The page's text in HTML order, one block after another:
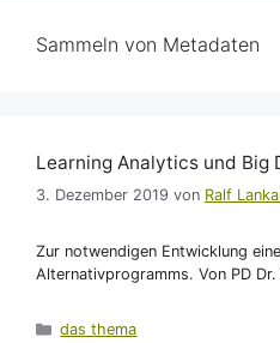
Sammeln von Metadaten
Learning Analytics und Big
3. Dezember 2019 von Ralf
Zur notwendigen Entwicklung
Alternativprogramms. Von PD
Kategorien
das thema